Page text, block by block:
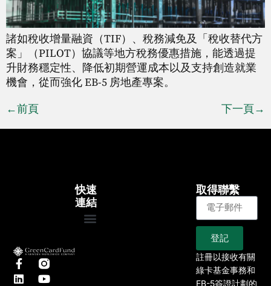
諸如稅收增量融資（TIF）、稅務減免及「稅收替代方
案」（PILOT）協議等地方稅務優惠措施，能透過提
升財務穩定性、降低初期營運成本以及支持創造就業
機會，從而強化 EB-5 房地產專案。
←前頁 下一頁→
快速
連結
取得聯繫
登記
註冊以接收有關
綠卡基金事務和
EB-5簽證計劃的